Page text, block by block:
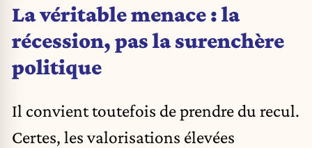
La véritable menace : la
récession, pas la surenchère
politique
Il convient toutefois de prendre du recul.
Certes, les valorisations élevées